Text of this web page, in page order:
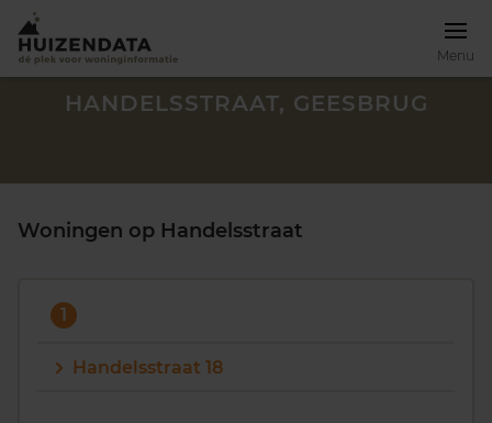
Menu
HANDELSSTRAAT, GEESBRUG
Woningen op Handelsstraat
1
Handelsstraat 18